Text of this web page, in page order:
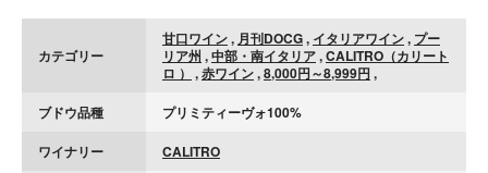
カテゴリー
甘口ワイン, 月刊DOCG, イタリアワイン, プー
リア州 ,中部・南イタリア,CALITRO（カリート
ロ ） ,赤ワイン,8,000円～8,999円 ,
ブドウ品種
プリミティーヴォ100%
ワイナリー
CALITRO